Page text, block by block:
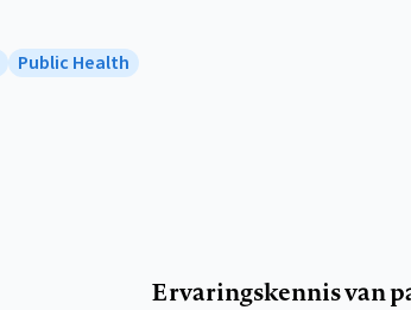
Public Health
Ervaringskennis van